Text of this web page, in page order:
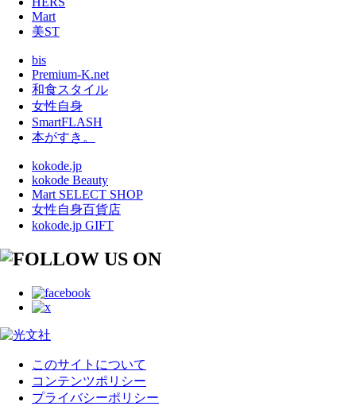
Mart
美ST
bis
Premium-K.net
和食スタイル
女性自身
SmartFLASH
本がすき。
kokode.jp
kokode Beauty
Mart SELECT SHOP
女性自身百貨店
kokode.jp GIFT
このサイトについて
コンテンツポリシー
プライバシーポリシー